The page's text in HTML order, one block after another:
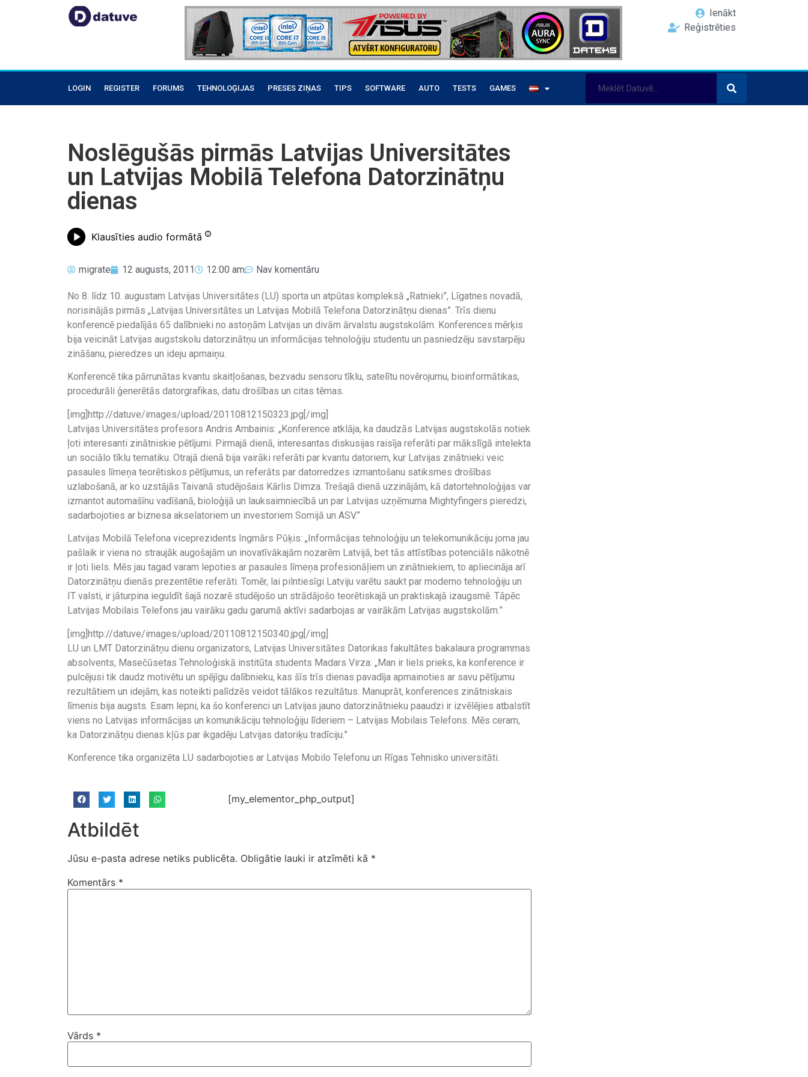
Ienākt
Reģistrēties
LOGIN REGISTER FORUMS TEHNOLOĢIJAS PRESES ZIŅAS TIPS SOFTWARE AUTO TESTS GAMES
Noslēgušās pirmās Latvijas Universitātes
un Latvijas Mobilā Telefona Datorzinātņu
dienas
Klausīties audio formātā
migrate 12 augusts, 2011 12:00 am Nav komentāru
No 8. līdz 10. augustam Latvijas Universitātes (LU) sporta un atpūtas kompleksā „Ratnieki”, Līgatnes novadā,
norisinājās pirmās „Latvijas Universitātes un Latvijas Mobilā Telefona Datorzinātņu dienas”. Trīs dienu
konferencē piedalījās 65 dalībnieki no astoņām Latvijas un divām ārvalstu augstskolām. Konferences mērķis
bija veicināt Latvijas augstskolu datorzinātņu un informācijas tehnoloģiju studentu un pasniedzēju savstarpēju
zināšanu, pieredzes un ideju apmaiņu.
Konferencē tika pārrunātas kvantu skaitļošanas, bezvadu sensoru tīklu, satelītu novērojumu, bioinformātikas,
procedurāli ģenerētās datorgrafikas, datu drošības un citas tēmas.
[img]http://datuve/images/upload/20110812150323.jpg[/img]
Latvijas Universitātes profesors Andris Ambainis: „Konference atklāja, ka daudzās Latvijas augstskolās notiek
ļoti interesanti zinātniskie pētījumi. Pirmajā dienā, interesantas diskusijas raisīja referāti par mākslīgā intelekta
un sociālo tīklu tematiku. Otrajā dienā bija vairāki referāti par kvantu datoriem, kur Latvijas zinātnieki veic
pasaules līmeņa teorētiskos pētījumus, un referāts par datorredzes izmantošanu satiksmes drošības
uzlabošanā, ar ko uzstājās Taivanā studējošais Kārlis Dimza. Trešajā dienā uzzinājām, kā datortehnoloģijas var
izmantot automašīnu vadīšanā, bioloģijā un lauksaimniecībā un par Latvijas uzņēmuma Mightyfingers pieredzi,
sadarbojoties ar biznesa akselatoriem un investoriem Somijā un ASV.”
Latvijas Mobilā Telefona viceprezidents Ingmārs Pūķis: „Informācijas tehnoloģiju un telekomunikāciju joma jau
pašlaik ir viena no straujāk augošajām un inovatīvākajām nozarēm Latvijā, bet tās attīstības potenciāls nākotnē
ir ļoti liels. Mēs jau tagad varam lepoties ar pasaules līmeņa profesionāļiem un zinātniekiem, to apliecināja arī
Datorzinātņu dienās prezentētie referāti. Tomēr, lai pilntiesīgi Latviju varētu saukt par moderno tehnoloģiju un
IT valsti, ir jāturpina ieguldīt šajā nozarē studējošo un strādājošo teorētiskajā un praktiskajā izaugsmē. Tāpēc
Latvijas Mobilais Telefons jau vairāku gadu garumā aktīvi sadarbojas ar vairākām Latvijas augstskolām.”
[img]http://datuve/images/upload/20110812150340.jpg[/img]
LU un LMT Datorzinātņu dienu organizators, Latvijas Universitātes Datorikas fakultātes bakalaura programmas
absolvents, Masečūsetas Tehnoloģiskā institūta students Madars Virza: „Man ir liels prieks, ka konference ir
pulcējusi tik daudz motivētu un spējīgu dalībnieku, kas šīs trīs dienas pavadīja apmainoties ar savu pētījumu
rezultātiem un idejām, kas noteikti palīdzēs veidot tālākos rezultātus. Manuprāt, konferences zinātniskais
līmenis bija augsts. Esam lepni, ka šo konferenci un Latvijas jauno datorzinātnieku paaudzi ir izvēlējies atbalstīt
viens no Latvijas informācijas un komunikāciju tehnoloģiju līderiem – Latvijas Mobilais Telefons. Mēs ceram,
ka Datorzinātņu dienas kļūs par ikgadēju Latvijas datoriķu tradīciju.”
Konference tika organizēta LU sadarbojoties ar Latvijas Mobilo Telefonu un Rīgas Tehnisko universitāti.
[my_elementor_php_output]
Atbildēt
Jūsu e-pasta adrese netiks publicēta. Obligātie lauki ir atzīmēti kā *
Komentārs *
Vārds *